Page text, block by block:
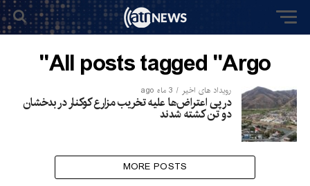
All posts tagged "Argo"
رویداد های اخیر 3 ماه ago
در پی اعتراض‌ها علیه تخریب مزارع کوکنار در بدخشان
دو تن کشته شدند
MORE POSTS